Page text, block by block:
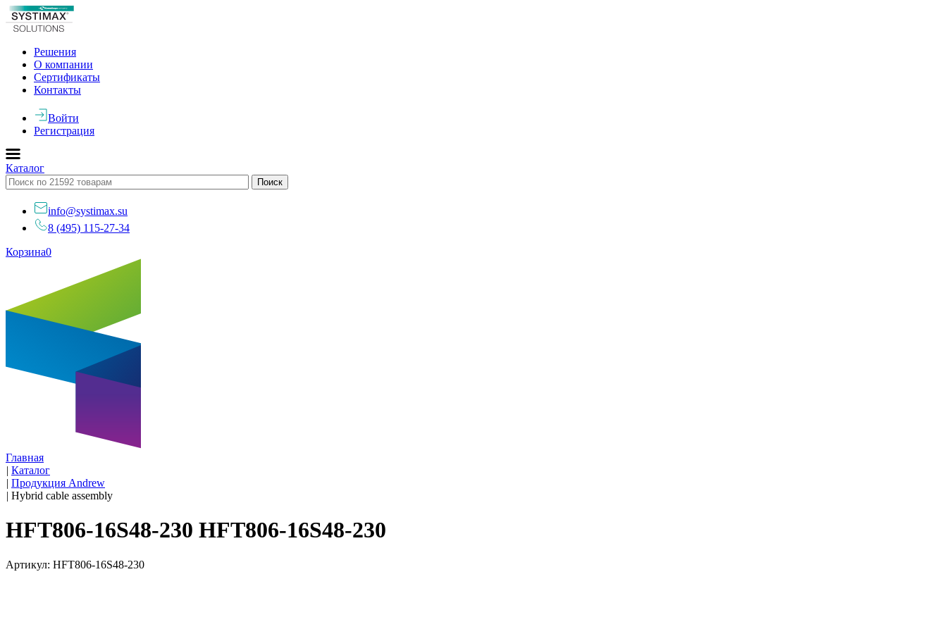
Решения
О компании
Сертификаты
Контакты
Войти
Регистрация
Каталог
info@systimax.su
8 (495) 115-27-34
Корзина0
Главная
| Каталог
| Продукция Andrew
| Hybrid cable assembly
HFT806-16S48-230 HFT806-16S48-230
Артикул: HFT806-16S48-230